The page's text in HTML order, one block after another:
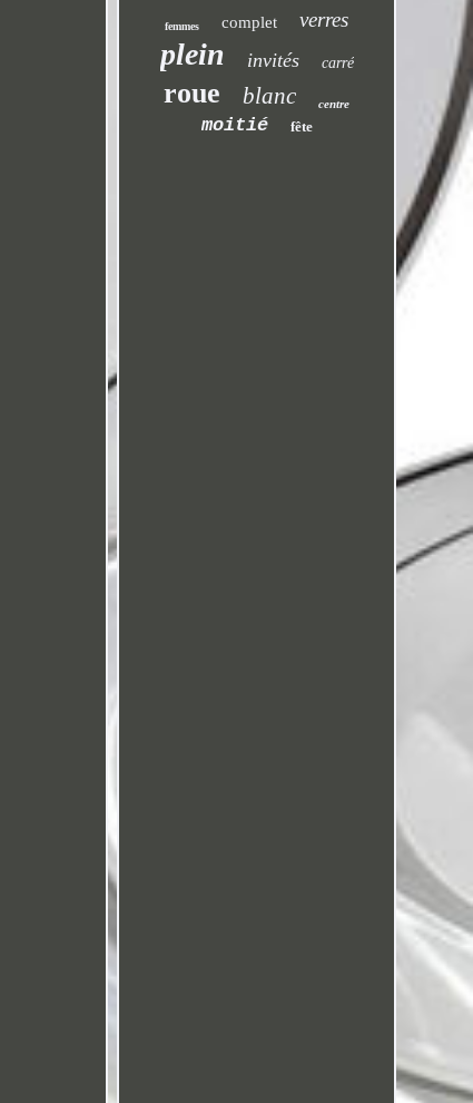
femmes complet verres
plein invités carré
roue blanc centre
moitié fête